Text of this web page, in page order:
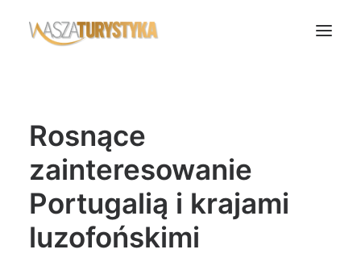
Biura podróży
Transport
Noclegi
Polska
Świat
Rosnące
zainteresowanie
Portugalią i krajami
luzofońskimi